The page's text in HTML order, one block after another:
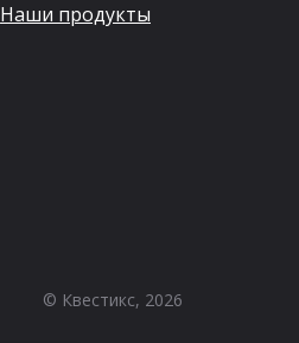
Наши продукты
© Квестикс, 2026